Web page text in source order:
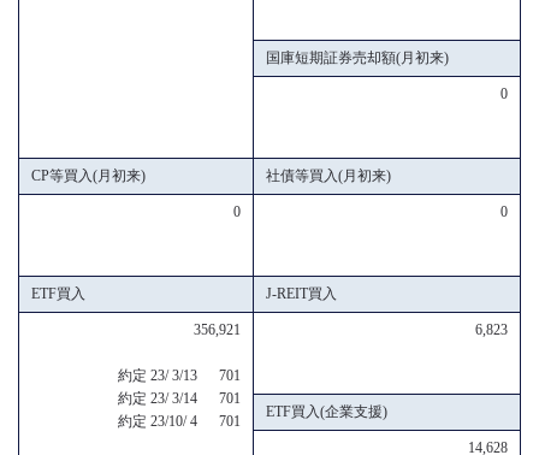
国庫短期証券売却額(月初来)
0
CP等買入(月初来) 社債等買入(月初来)
0 0
ETF買入 J-REIT買入
356,921
約定 23/ 3/13 701
約定 23/ 3/14 701
約定 23/10/ 4 701
6,823
ETF買入(企業支援)
14,628